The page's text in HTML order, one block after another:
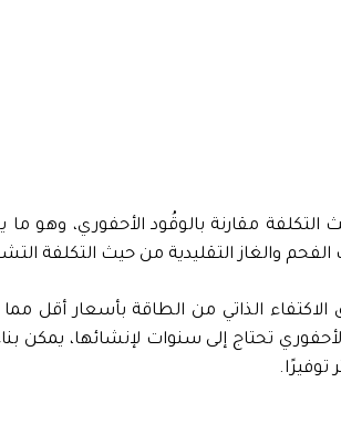
مقارنة بالوقُود الأحفوري، وهو ما
والغاز التقليدية من حيث التكلفة
الذاتي من الطاقة بأسعار أقل
تحتاج إلى سنوات لإنشائها، يمكن
توفيرًا.